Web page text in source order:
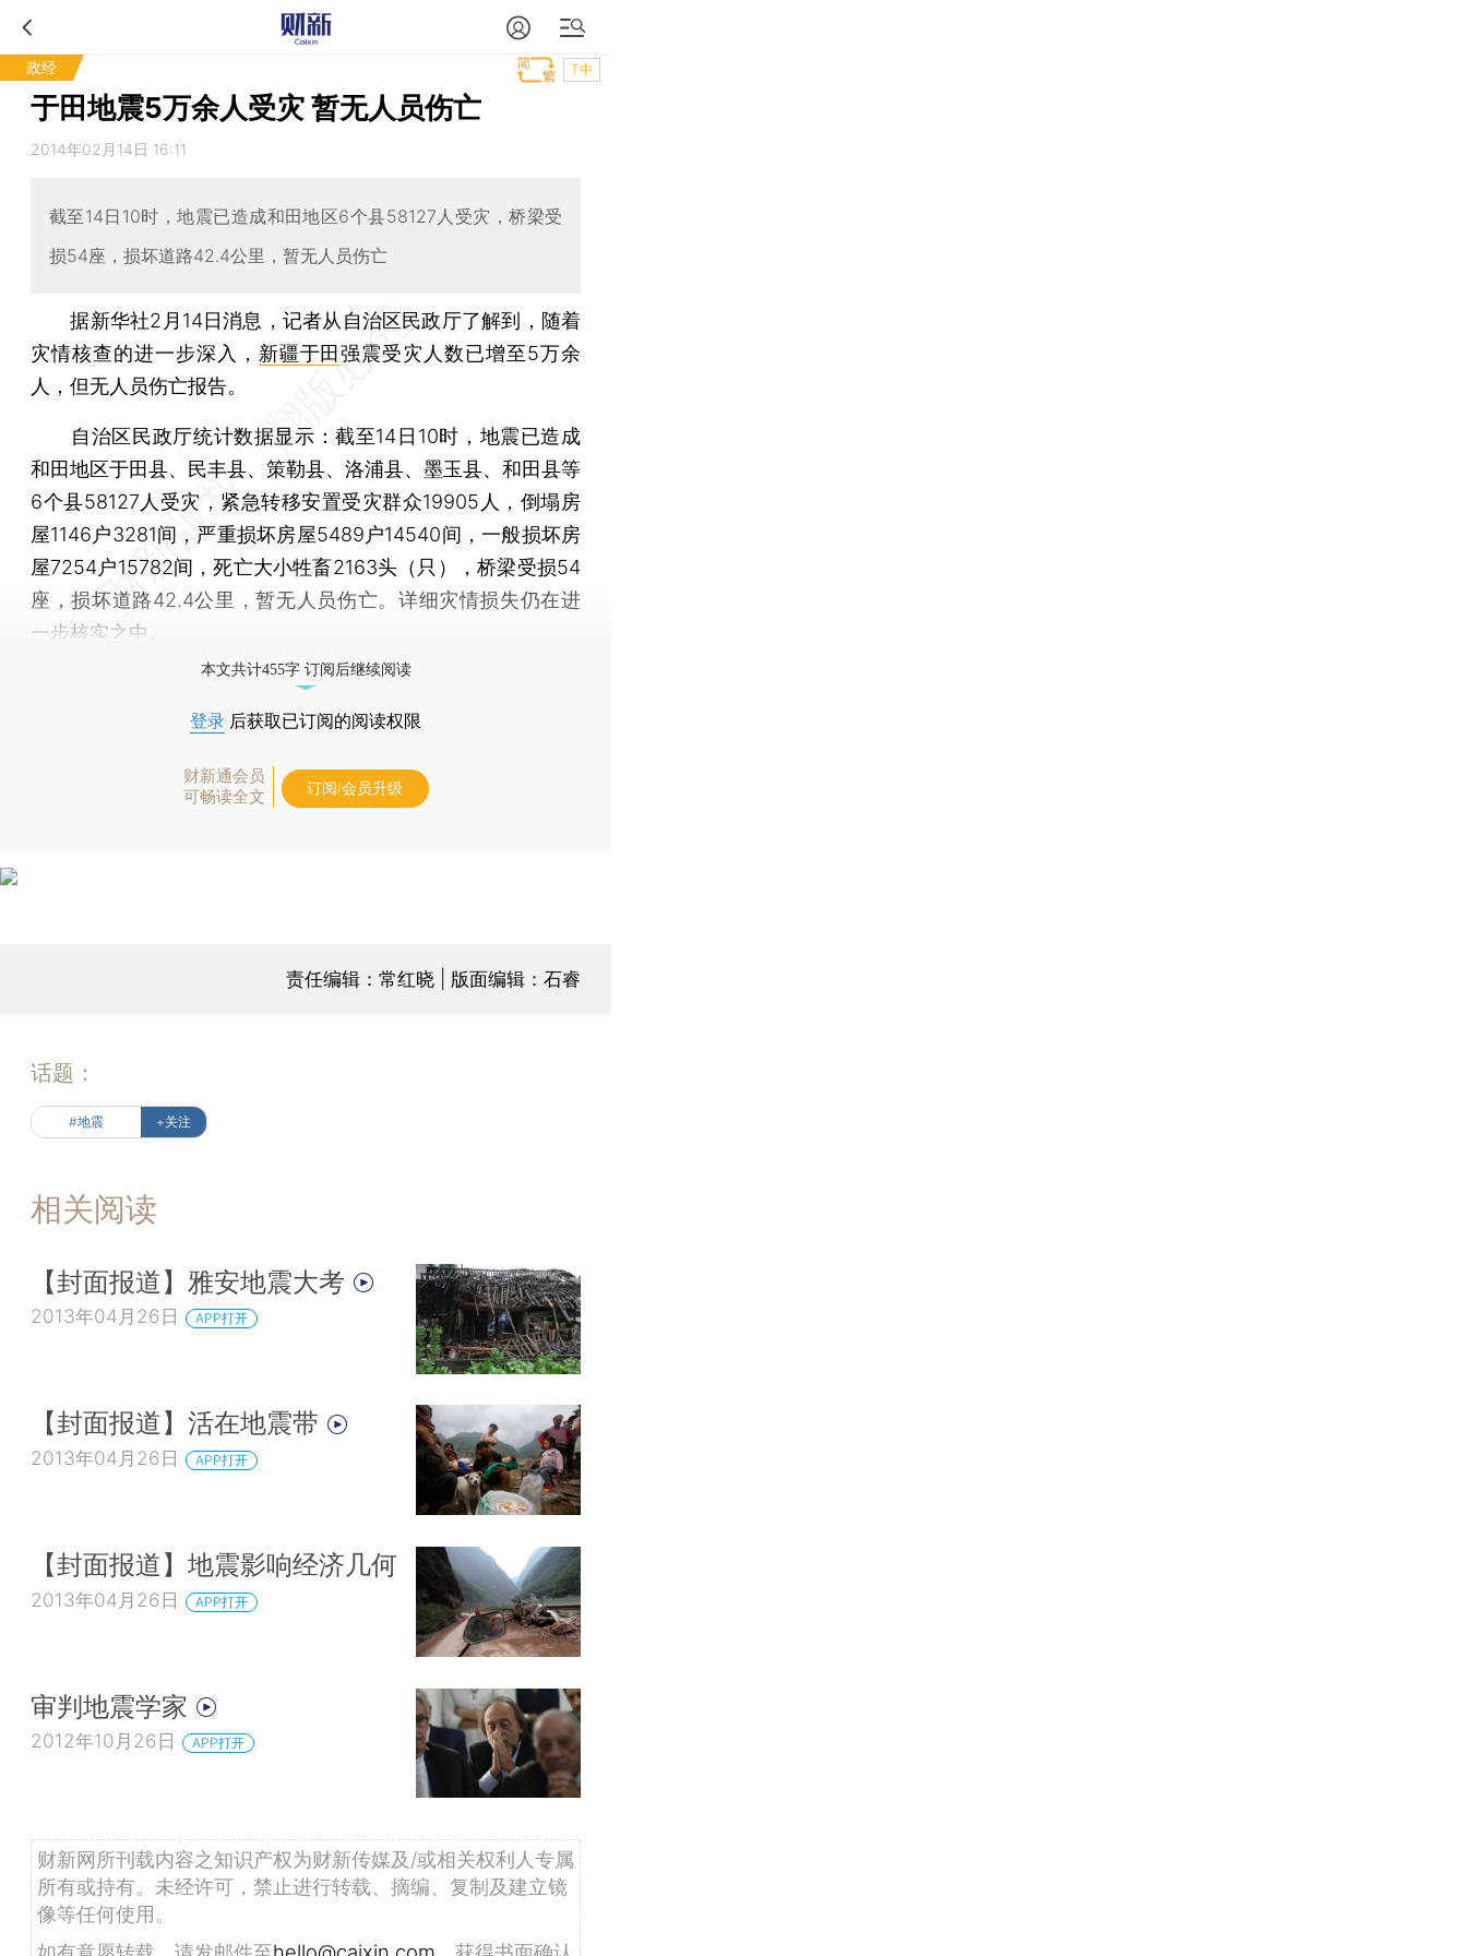
政经 T中
于田地震5万余人受灾 暂无人员伤亡
2014年02月14日 16:11
截至14日10时，地震已造成和田地区6个县58127人受灾，桥梁受
损54座，损坏道路42.4公里，暂无人员伤亡
据新华社2月14日消息，记者从自治区民政厅了解到，随着
灾情核查的进一步深入， 新疆于田强震受灾人数已增至5万余
人，但无人员伤亡报告。
自治区民政厅统计数据显示：截至14日10时，地震已造成
和田地区于田县、民丰县、策勒县、洛浦县、墨玉县、和田县等
6个县58127人受灾，紧急转移安置受灾群众19905人，倒塌房
屋1146户3281间，严重损坏房屋5489户14540间，一般损坏房
屋7254户15782间，死亡大小牲畜2163头（只），桥梁受损54
座，损坏道路42.4公里，暂无人员伤亡。详细灾情损失仍在进
一步核实之中。
本文共计455字 订阅后继续阅读
登录 后获取已订阅的阅读权限
财新通会员
可畅读全文
订阅/会员升级
责任编辑：常红晓 | 版面编辑：石睿
话题：
#地震 +关注
相关阅读
【封面报道】雅安地震大考
2013年04月26日 APP打开
【封面报道】活在地震带
2013年04月26日 APP打开
【封面报道】地震影响经济几何
2013年04月26日 APP打开
审判地震学家
2012年10月26日 APP打开
财新网所刊载内容之知识产权为财新传媒及/或相关权利人专属
所有或持有。未经许可，禁止进行转载、摘编、复制及建立镜
像等任何使用。